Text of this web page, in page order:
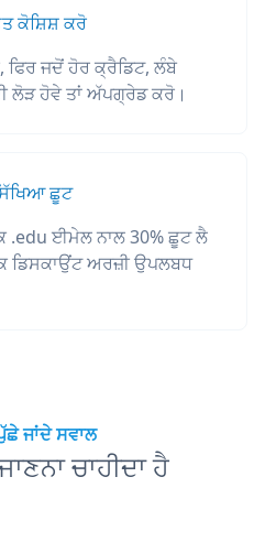
ਕੋਸ਼ਿਸ਼ ਕਰੋ
ਜਦੋਂ ਹੋਰ ਕ੍ਰੈਡਿਟ, ਲੰਬੇ
ਲੋੜ ਹੋਵੇ ਤਾਂ ਅੱਪਗ੍ਰੇਡ ਕਰੋ।
ਛੂਟ
ਈਮੇਲ ਨਾਲ 30% ਛੂਟ ਲੈ
ਅਰਜ਼ੀ ਉਪਲਬਧ
ਜਾਂਦੇ ਸਵਾਲ
ਚਾਹੀਦਾ ਹੈ